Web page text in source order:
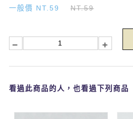
一般價 NT.59 NT.59
看過此商品的人，也看過下列商品